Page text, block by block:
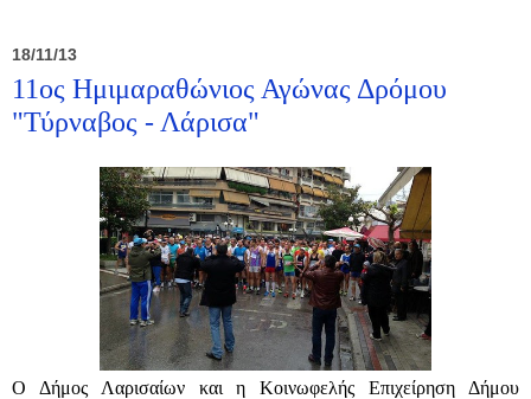
18/11/13
11ος Ημιμαραθώνιος Αγώνας Δρόμου
"Τύρναβος - Λάρισα"
Ο Δήμος Λαρισαίων και η Κοινωφελής Επιχείρηση Δήμου